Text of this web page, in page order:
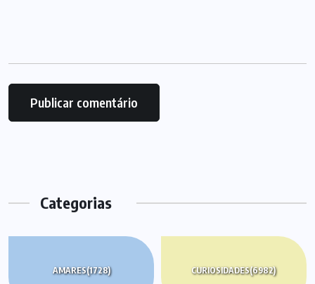
Categorias
AMARES(1728) CURIOSIDADES(6982)